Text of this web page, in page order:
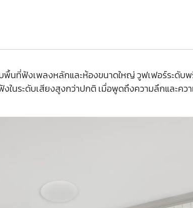
นที่ฟังเพลงหลักและห้องขนาดใหญ่ วูฟเฟอร์ระดับพ
งในระดับเสียงสูงกว่าปกติ เมื่อพูดถึงความลึกและค